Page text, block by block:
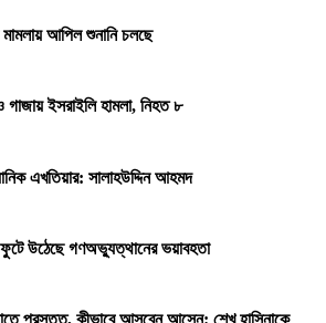
আপিল শুনানি চলছে
ইসরাইলি হামলা, নিহত ৮
এখতিয়ার: সালাহউদ্দিন আহমদ
ফুটে উঠেছে গণঅভ্যুত্থানের ভয়াবহতা